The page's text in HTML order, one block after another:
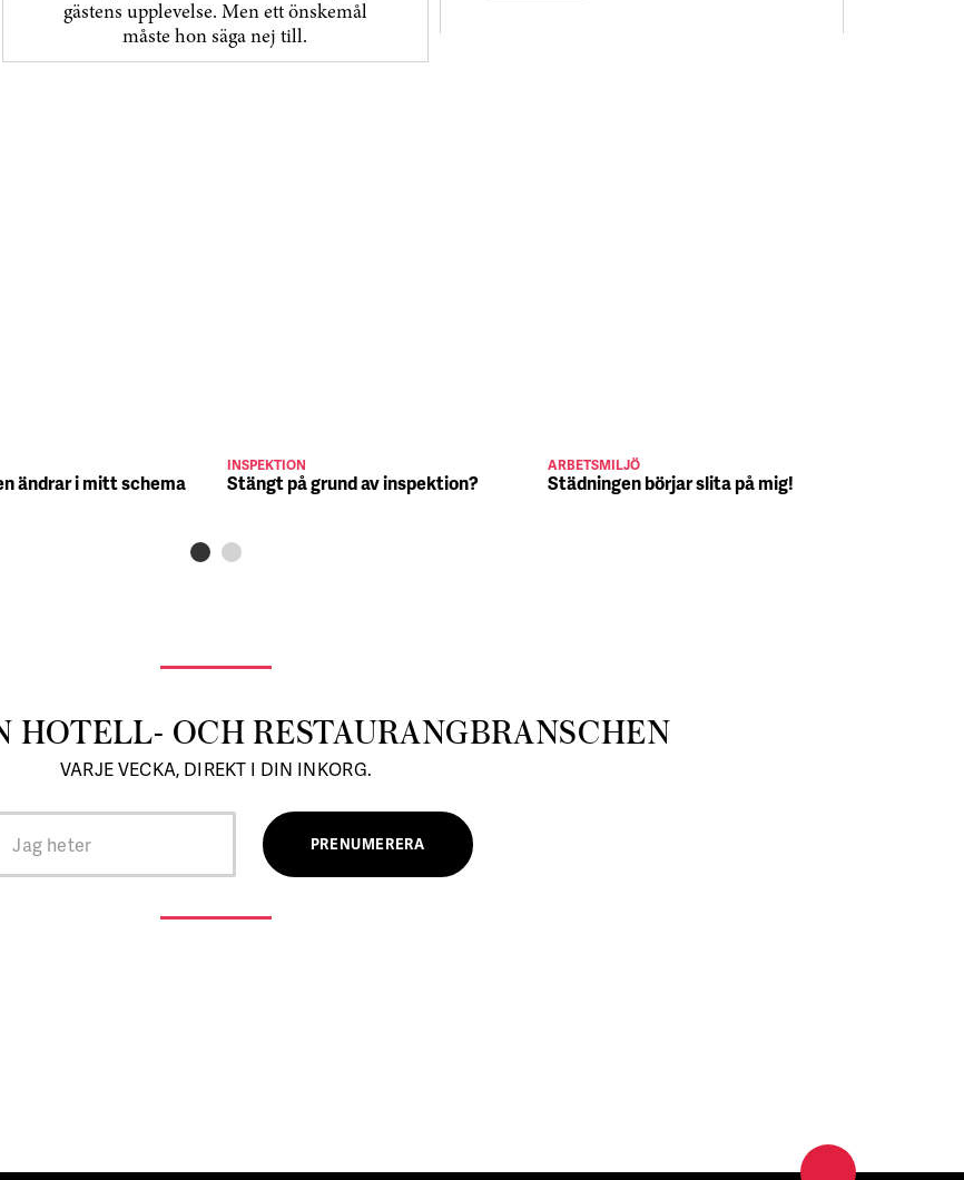
gästens upp­levelse. Men ett önskemål
måste hon säga nej till.
ändrar i mitt schema
INSPEKTION
Stängt på grund av inspektion?
ARBETSMILJÖ
Städningen börjar slita på mig!
HOTELL- OCH RESTAURANGBRANSCHEN
VARJE VECKA, DIREKT I DIN INKORG.